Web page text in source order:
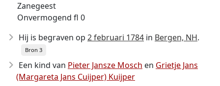
Zanegeest
Onvermogend fl 0
Hij is begraven op 2 februari 1784 in Bergen, NH.
Bron 3
Een kind van Pieter Jansze Mosch en Grietje Jans
(Margareta Jans Cuijper) Kuijper